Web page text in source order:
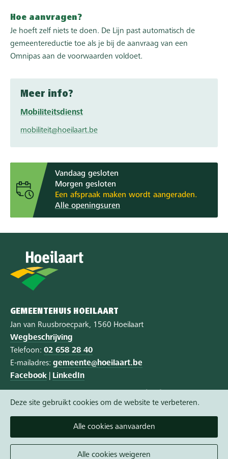
Hoe aanvragen?
Je hoeft zelf niets te doen. De Lijn past automatisch de
gemeentereductie toe als je bij de aanvraag van een
Omnipas aan de voorwaarden voldoet.
Meer info?
Mobiliteitsdienst
mobiliteit@hoeilaart.be
Vandaag gesloten
Morgen gesloten
Een afspraak maken wordt aangeraden.
Alle openingsuren
GEMEENTEHUIS HOEILAART
Jan van Ruusbroecpark, 1560 Hoeilaart
Wegbeschrijving
Telefoon: 02 658 28 40
E-mailadres: gemeente@hoeilaart.be
Facebook
LinkedIn
Vandaag gesloten
Morgen gesloten
Deze site gebruikt cookies om de website te verbeteren.
Alle cookies weigeren
Alle cookies aanvaarden